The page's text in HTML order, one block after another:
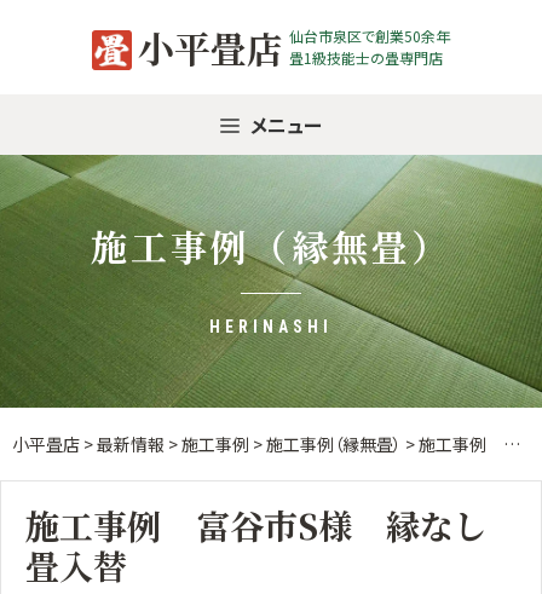
小平畳店 仙台市泉区で創業50余年
畳1級技能士の畳専門店
メニュー
施工事例（縁無畳）
HERINASHI
小平畳店 >最新情報 >施工事例 >施工事例（縁無畳） >施工事例 富谷市S様 縁なし畳入替
施工事例 富谷市S様 縁なし
畳入替